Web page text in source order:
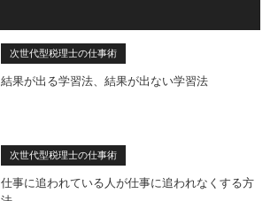
次世代型税理士の仕事術
結果が出る学習法、結果が出ない学習法
次世代型税理士の仕事術
仕事に追われている人が仕事に追われなくする方